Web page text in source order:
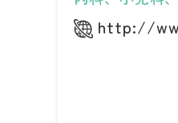
http://